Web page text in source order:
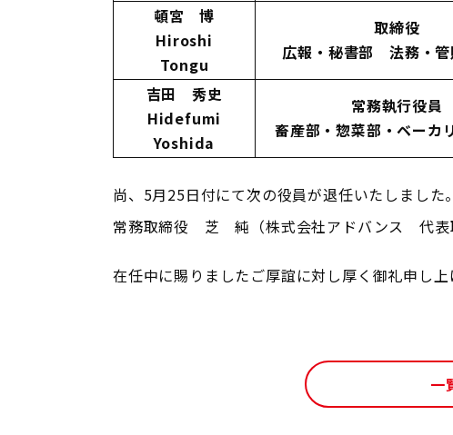
頓宮 博
Hiroshi
Tongu
取締役
広報・秘書部 法務・管
吉田 秀史
Hidefumi
Yoshida
常務執行役員
畜産部・惣菜部・ベーカ
尚、5月25日付にて次の役員が退任いたしました。
常務取締役 芝 純 （株式会社アドバンス 代
在任中に賜りましたご厚誼に対し厚く御礼申し上
一